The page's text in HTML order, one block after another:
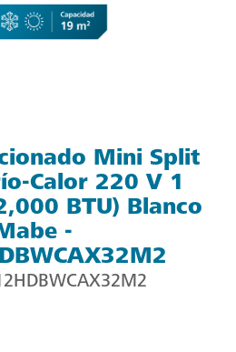
Mini Split
Calor 220 V 1
BTU) Blanco
-